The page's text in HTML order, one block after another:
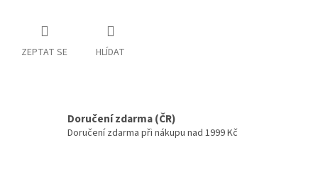
ZEPTAT SE HLÍDAT
Doručení zdarma (ČR)
Doručení zdarma při nákupu nad 1999 Kč